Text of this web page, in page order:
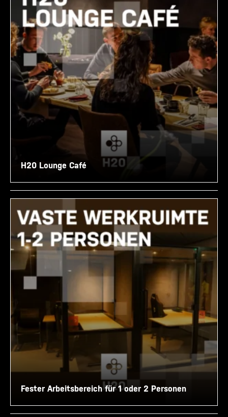
H20 Lounge Café
Fester Arbeitsbereich für 1 oder 2 Personen